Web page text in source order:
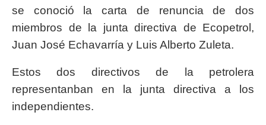
se conoció la carta de renuncia de dos
miembros de la junta directiva de Ecopetrol,
Juan José Echavarría y Luis Alberto Zuleta.
Estos dos directivos de la petrolera
representanban en la junta directiva a los
independientes.